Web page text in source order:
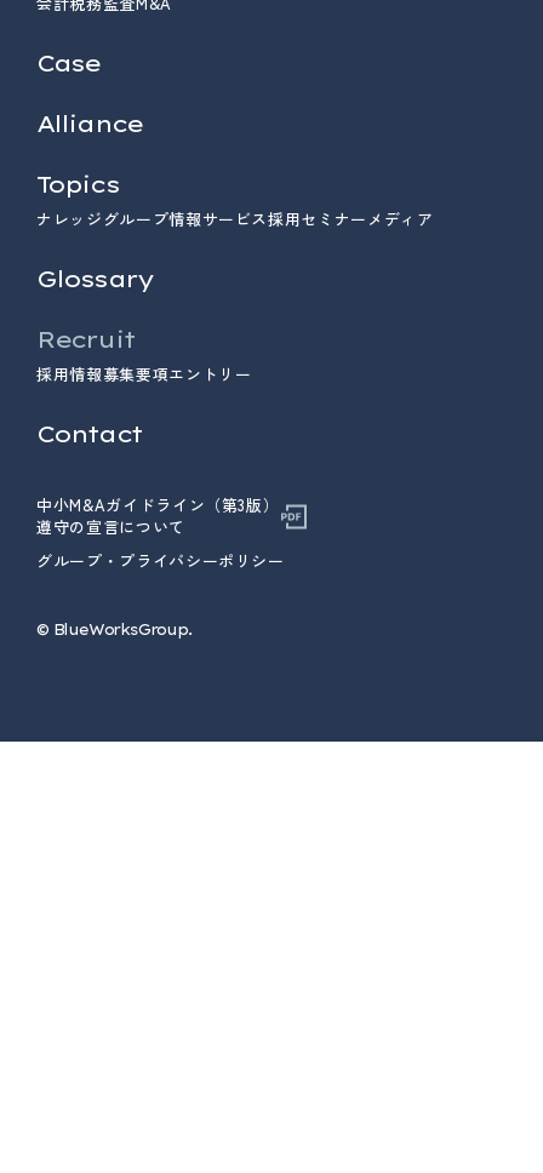
Case
Alliance
Topics
ナレッジ グループ情報サービス採用セミナー メディア
Glossary
Recruit
採用情報募集要項エントリー
Contact
中小M&Aガイドライン（第3版）
遵守の宣言について
グループ・プライバシーポリシー
© ︎BlueWorksGroup.